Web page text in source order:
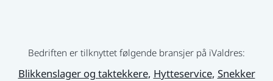
Bedriften er tilknyttet følgende bransjer på iValdres:
Blikkenslager og taktekkere, Hytteservice, Snekker